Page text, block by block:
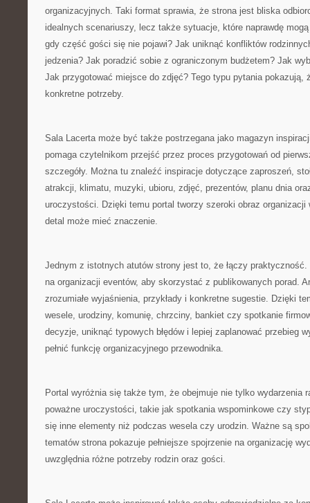
organizacyjnych. Taki format sprawia, że strona jest bliska
idealnych scenariuszy, lecz także sytuacje, które naprawdę
gdy część gości się nie pojawi? Jak uniknąć konfliktów
jedzenia? Jak poradzić sobie z ograniczonym budżetem? Jak
Jak przygotować miejsce do zdjęć? Tego typu pytania pokazują,
konkretne potrzeby.
Sala Lacerta może być także postrzegana jako magazyn
pomaga czytelnikom przejść przez proces przygotowań od
szczegóły. Można tu znaleźć inspiracje dotyczące zaproszeń,
atrakcji, klimatu, muzyki, ubioru, zdjęć, prezentów, planu dnia
uroczystości. Dzięki temu portal tworzy szeroki obraz
detal może mieć znaczenie.
Jednym z istotnych atutów strony jest to, że łączy
na organizacji eventów, aby skorzystać z publikowanych porad.
zrozumiałe wyjaśnienia, przykłady i konkretne sugestie. Dzięki
wesele, urodziny, komunię, chrzciny, bankiet czy spotkanie
decyzje, uniknąć typowych błędów i lepiej zaplanować przebieg
pełnić funkcję organizacyjnego przewodnika.
Portal wyróżnia się także tym, że obejmuje nie tylko wydarzenia
poważne uroczystości, takie jak spotkania wspominkowe czy
się inne elementy niż podczas wesela czy urodzin. Ważne są
tematów strona pokazuje pełniejsze spojrzenie na organizację
uwzględnia różne potrzeby rodzin oraz gości.